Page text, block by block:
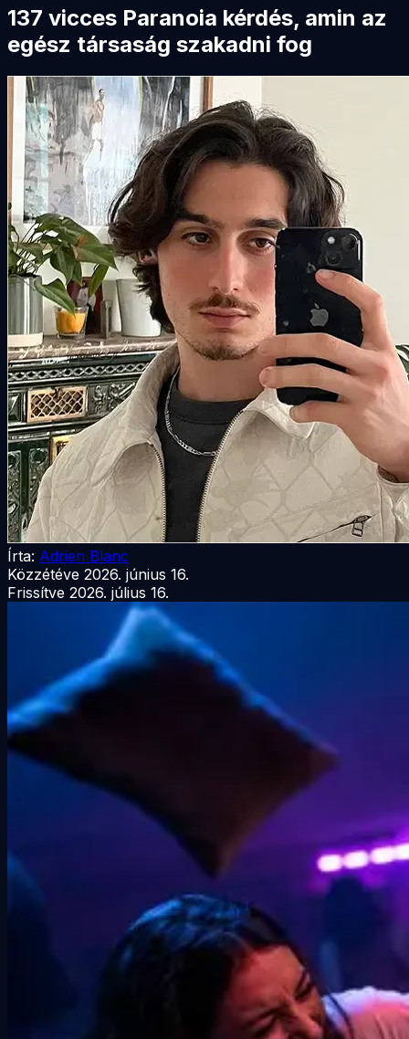
137 vicces Paranoia kérdés, amin az
egész társaság szakadni fog
Írta: Adrien Blanc
Közzétéve 2026. június 16.
Frissítve 2026. július 16.